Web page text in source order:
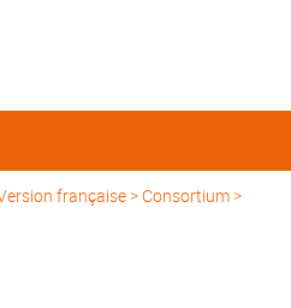
française> Consortium >